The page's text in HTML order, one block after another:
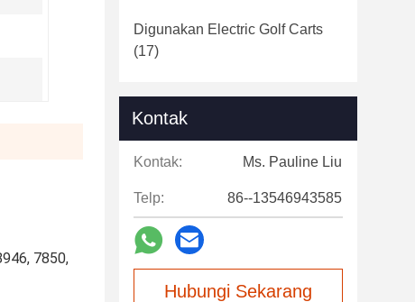
7850,
Digunakan Electric Golf Carts
(17)
Kontak
Kontak: Ms. Pauline Liu
Telp: 86--13546943585
Hubungi Sekarang